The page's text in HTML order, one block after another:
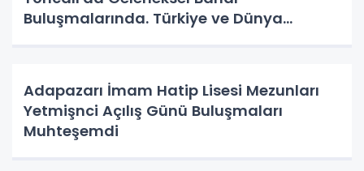
Buluşmalarında. Türkiye ve Dünya
Adapazarı İmam Hatip Lisesi Mezunları
Yetmişnci Açılış Günü Buluşmaları
Muhteşemdi